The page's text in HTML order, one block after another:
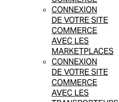
CONNEXION
DE VOTRE SITE
COMMERCE
AVEC LES
MARKETPLACES
CONNEXION
DE VOTRE SITE
COMMERCE
AVEC LES